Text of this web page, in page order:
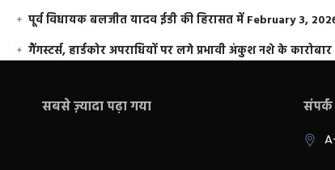
पूर्व विधायक बलजीत यादव ईडी की हिरासत में February 3,
गैंगस्टर्स, हार्डकोर अपराधियों पर लगे प्रभावी अंकुश नशे के
सबसे ज़्यादा पढ़ा गया संपर्क